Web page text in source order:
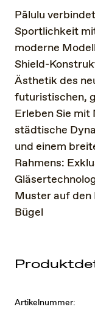
Pālulu
Sportlichkeit
moderne
Shield-
Ästhetik des
futuristischen,
Erleben Sie
städtische
und einem
Rahmens:
Muster auf den
Bügel
Artikelnummer: